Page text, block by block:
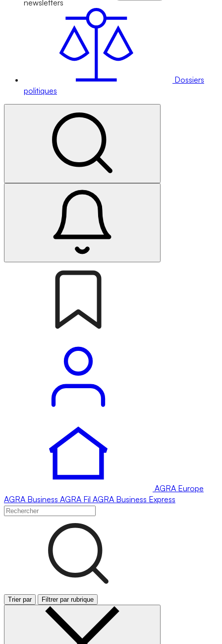
newsletters
Dossiers
politiques
AGRA Europe
AGRA Business AGRA Fil AGRA Business Express
Trier par Filtrer par rubrique